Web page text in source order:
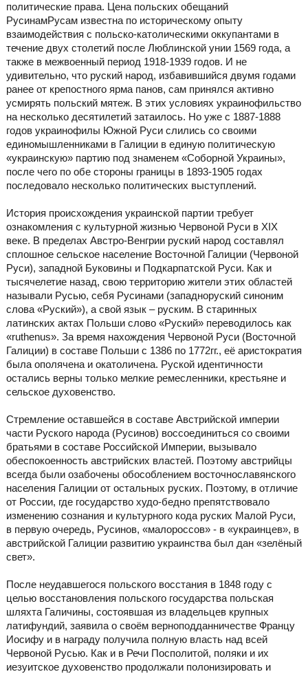
политические права. Цена польских обещаний
РусинамРусам известна по историческому опыту
взаимодействия с польско-католическими оккупантами в
течение двух столетий после Люблинской унии 1569 года, а
также в межвоенный период 1918-1939 годов. И не
удивительно, что руский народ, избавившийся двумя годами
ранее от крепостного ярма панов, сам принялся активно
усмирять польский мятеж. В этих условиях украинофильство
на несколько десятилетий затаилось. Но уже с 1887-1888
годов украинофилы Южной Руси слились со своими
единомышленниками в Галиции в единую политическую
«украинскую» партию под знаменем «Соборной Украины»,
после чего по обе стороны границы в 1893-1905 годах
последовало несколько политических выступлений.
История происхождения украинской партии требует
ознакомления с культурной жизнью Червоной Руси в ХІХ
веке. В пределах Австро-Венгрии руский народ составлял
сплошное сельское население Восточной Галиции (Червоной
Руси), западной Буковины и Подкарпатской Руси. Как и
тысячелетие назад, свою территорию жители этих областей
называли Русью, себя Русинами (западноруский синоним
слова «Руский»), а свой язык – руским. В старинных
латинских актах Польши слово «Руский» переводилось как
«ruthenus». За время нахождения Червоной Руси (Восточной
Галиции) в составе Польши с 1386 по 1772гг., её аристократия
была ополячена и окатоличена. Руской идентичности
остались верны только мелкие ремесленники, крестьяне и
сельское духовенство.
Стремление оставшейся в составе Австрийской империи
части Руского народа (Русинов) воссоединиться со своими
братьями в составе Российской Империи, вызывало
обеспокоенность австрийских властей. Поэтому австрийцы
всегда были озабочены обособлением восточнославянского
населения Галиции от остальных руских. Поэтому, в отличие
от России, где государство худо-бедно препятствовало
изменению сознания и культурного кода руских Малой Руси,
в первую очередь, Русинов, «малороссов» - в «украинцев», в
австрийской Галиции развитию украинства был дан «зелёный
свет».
После неудавшегося польского восстания в 1848 году с
целью восстановления польского государства польская
шляхта Галичины, состоявшая из владельцев крупных
латифундий, заявила о своём верноподданничестве Францу
Иосифу и в награду получила полную власть над всей
Червоной Русью. Как и в Речи Посполитой, поляки и их
иезуитское духовенство продолжали полонизировать и